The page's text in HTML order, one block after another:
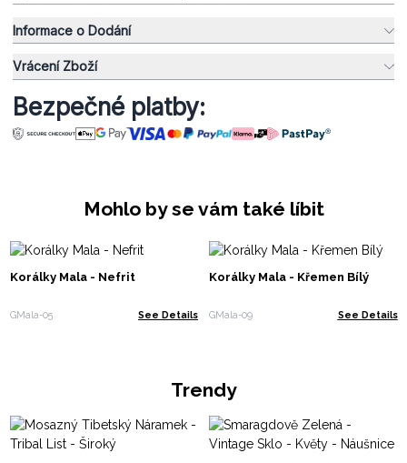
Informace o Dodání
Vrácení Zboží
Bezpečné platby:
Mohlo by se vám také líbit
Korálky Mala - Nefrit
GMala-05 See Details
Korálky Mala - Křemen Bílý
GMala-09 See Details
Trendy